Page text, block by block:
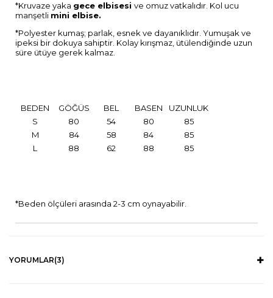
*Kruvaze yaka gece elbisesi ve omuz vatkalıdır. Kol ucu
manşetli mini elbise.
*Polyester kumaş; parlak, esnek ve dayanıklıdır. Yumuşak ve
ipeksi bir dokuya sahiptir. Kolay kırışmaz, ütülendiğinde uzun
süre ütüye gerek kalmaz.
BEDEN GÖĞÜS BEL BASEN
UZUNLUK
S
80 54 80
85
M
84 58 84
85
L
88 62 88 85
*Beden ölçüleri arasında 2-3 cm oynayabilir.
YORUMLAR(3)